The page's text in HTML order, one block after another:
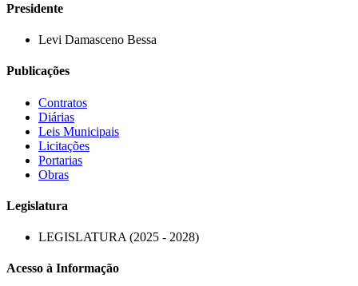
Presidente
Levi Damasceno Bessa
Publicações
Contratos
Diárias
Leis Municipais
Licitações
Portarias
Obras
Legislatura
LEGISLATURA (2025 - 2028)
Acesso à Informação